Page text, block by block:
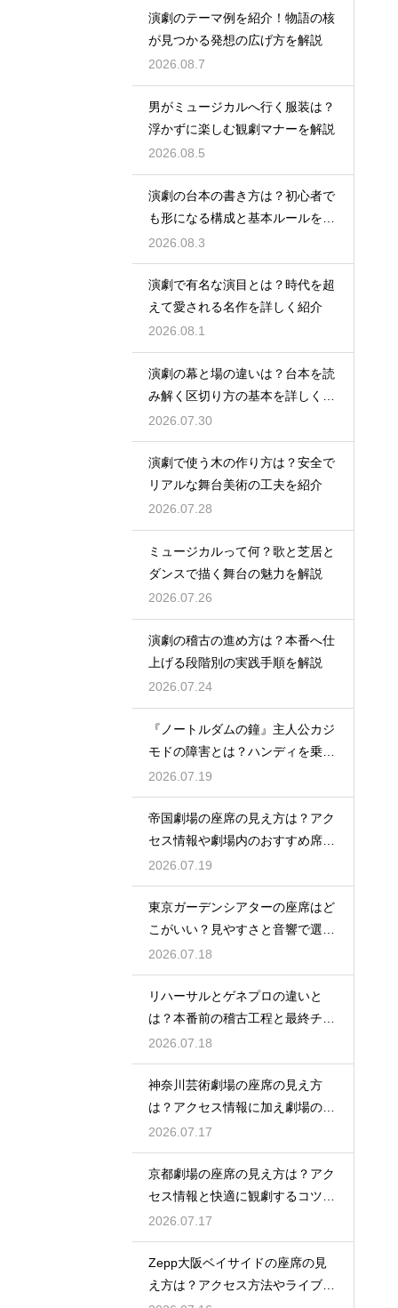
演劇のテーマ例を紹介！物語の核
が見つかる発想の広げ方を解説
2026.08.7
男がミュージカルへ行く服装は？
浮かずに楽しむ観劇マナーを解説
2026.08.5
演劇の台本の書き方は？初心者で
も形になる構成と基本ルールを解
説
2026.08.3
演劇で有名な演目とは？時代を超
えて愛される名作を詳しく紹介
2026.08.1
演劇の幕と場の違いは？台本を読
み解く区切り方の基本を詳しく解
説
2026.07.30
演劇で使う木の作り方は？安全で
リアルな舞台美術の工夫を紹介
2026.07.28
ミュージカルって何？歌と芝居と
ダンスで描く舞台の魅力を解説
2026.07.26
演劇の稽古の進め方は？本番へ仕
上げる段階別の実践手順を解説
2026.07.24
『ノートルダムの鐘』主人公カジ
モドの障害とは？ハンディを乗り
越える姿に感動
2026.07.19
帝国劇場の座席の見え方は？アク
セス情報や劇場内のおすすめ席を
徹底ガイド
2026.07.19
東京ガーデンシアターの座席はど
こがいい？見やすさと音響で選ぶ
おすすめのポジション
2026.07.18
リハーサルとゲネプロの違いと
は？本番前の稽古工程と最終チェ
ックの意味を解説
2026.07.18
神奈川芸術劇場の座席の見え方
は？アクセス情報に加え劇場の魅
力を徹底解説
2026.07.17
京都劇場の座席の見え方は？アク
セス情報と快適に観劇するコツを
事前にチェック
2026.07.17
Zepp大阪ベイサイドの座席の見
え方は？アクセス方法やライブを